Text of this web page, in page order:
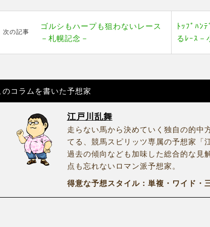
次の記事
ゴルシもハープも狙わないレース
－札幌記念－
ﾄｯﾌﾟﾊﾝ
るﾚｰｽ－
のコラムを書いた予想家
江戸川乱舞
走らない馬から決めていく独自の的中
てる、競馬スピリッツ専属の予想家「
過去の傾向なども加味した総合的な見
点も忘れないロマン派予想家。
得意な予想スタイル：単複・ワイド・